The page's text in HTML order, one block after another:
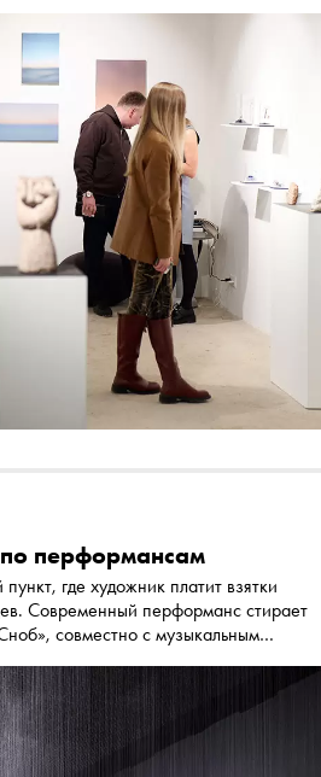
по перформансам
где художник платит взятки
Современный перформанс стирает
совместно с музыкальным